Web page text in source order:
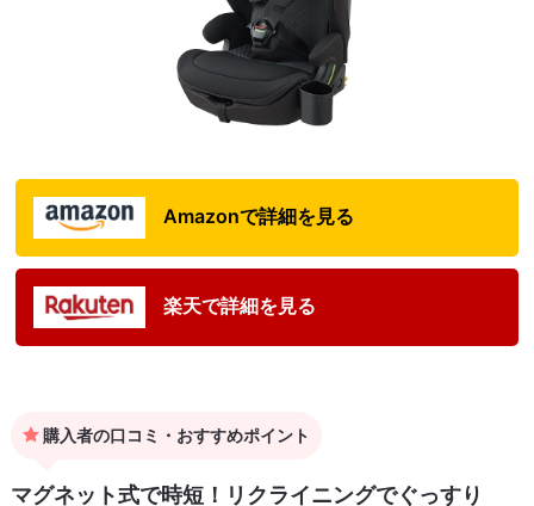
Amazonで詳細を見る
楽天で詳細を見る
購入者の口コミ・おすすめポイント
マグネット式で時短！リクライニングでぐっすり